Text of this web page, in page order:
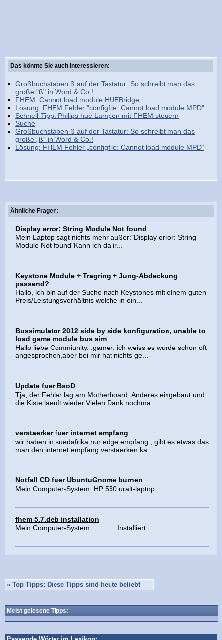
Das könnte Sie auch interessieren:
Großbuchstaben ß auf der Tastatur: So schreibt man das
große "ß" in Word & Co.!
FHEM: Cannot load module HUEBridge
Lösung: FHEM Fehler "configfile: Cannot load module MPD"
Schnell-Tipp: Philips hue Lampen mit FHEM steuern
Suche
Großbuchstaben ß auf der Tastatur: So schreibt man das
große „ß“ in Word & Co.!
Lösung: FHEM Fehler „configfile: Cannot load module MPD“
Ähnliche Fragen:
Display error: String Module Not found
Mein Laptop sagt nichts mehr außer:"Display error: String
Module Not found"Kann ich da ir...
Keystone Module + Tragring + Jung-Abdeckung
passend?
Hallo, ich bin auf der Suche nach Keystones mit einem guten
Preis/Leistungsverhältnis welche in ein...
Bussimulator 2012 side by side konfiguration, unable to
load game module bus sim
Hallo liebe Commiunity. :gamer: ich weiss es wurde schon oft
angesprochen,aber bei mir hat nichts ge...
Update fuer BsoD
Tja, der Fehler lag am Motherboard. Anderes eingebaut und
die Kiste laeuft wieder.Vielen Dank nochma...
verstaerker fuer internet empfang
wir haben in suedafrika nur edge empfang , gibt es etwas das
man den internet empfang verstaerken ka...
Notfall CD fuer UbuntuGnome burnen
Mein Computer-System: HP 550 uralt-laptop ...
fhem 5.7.deb installation
Mein Computer-System: Installiert...
» Top Tipps: Diese Tipps sind heute beliebt
Meist gelesene Tipps: